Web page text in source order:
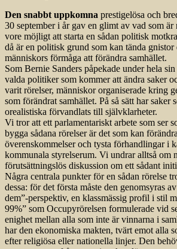
Den snabbt uppkomna prestigelösa och
30 september i år gav en glimt av vad som
vore möjligt att starta en sådan politisk
då är en politisk grund som kan tända
människors förmåga att förändra samhället.
Som Bernie Sanders påpekade under hela
valda politiker som kommer att ändra saker
varit rörelser, människor organiserade kring
som förändrat samhället. På så sätt har saker
orealistiska förvandlats till självklarheter.
Vi tror att ett parlamentariskt arbete som ser
bygga sådana rörelser är det som kan
överenskommelser och tysta förhandlingar i
kommunala styrelserum. Vi undrar alltså om
förutsättningslös diskussion om ett sådant
Några centrala punkter för en sådan rörelse
dessa: för det första måste den genomsyras
dem”-perspektiv, en klassmässig profil i stil
99%” som Occupyrörelsen formulerade vid
enighet mellan alla som inte är vinnarna i
har den ekonomiska makten, tvärt emot alla
efter religiösa eller nationella linjer. Den